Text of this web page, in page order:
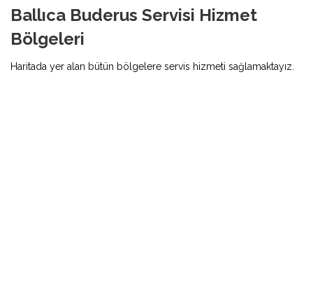
Ballıca Buderus Servisi Hizmet
Bölgeleri
Haritada yer alan bütün bölgelere servis hizmeti sağlamaktayız.